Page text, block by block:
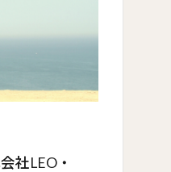
社LEO・